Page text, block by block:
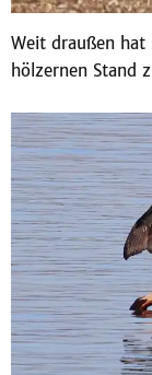
Weit draußen hat
hölzernen Stand